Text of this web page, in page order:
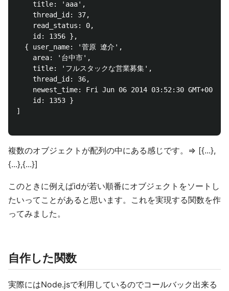
    title: 'aaa',
    thread_id: 37,
    read_status: 0,
    id: 1356 },
  { user_name: '菅原 遼介',
    area: '台中市',
    title: 'フルスタックな営業募集',
    thread_id: 36,
newest_time: Fri Jun 06 2014 03:52:30 GMT+0000
    id: 1353 }
]
複数のオブジェクトが配列の中にある感じです。=> [{...},
{...},{...}]
このときに例えばidが若い順番にオブジェクトをソートし
たいってことがあると思います。これを実現する関数を作
ってみました。
自作した関数
実際にはNode.jsで利用しているのでコールバック出来る